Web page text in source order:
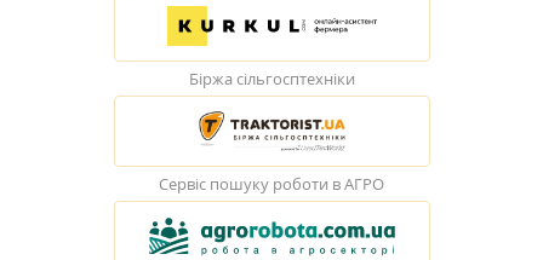
Біржа сільгосптехніки
Сервіс пошуку роботи в АГРО